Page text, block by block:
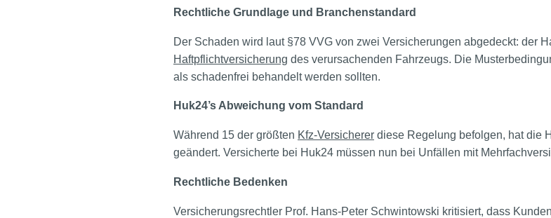
Rechtliche Grundlage und Branchenstandard
Der Schaden wird laut §78 VVG von zwei Versicherungen abgedeckt: der
Haftpflichtversicherung des verursachenden Fahrzeugs. Die
als schadenfrei behandelt werden sollten.
Huk24’s Abweichung vom Standard
Während 15 der größten Kfz-Versicherer diese Regelung befolgen, hat die
geändert. Versicherte bei Huk24 müssen nun bei Unfällen mit
Rechtliche Bedenken
Versicherungsrechtler Prof. Hans-Peter Schwintowski kritisiert, dass